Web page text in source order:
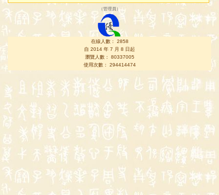
（管理員 ）
在線人數： 2858
自 2014 年 7 月 8 日起
瀏覽人數： 80337005
使用次數： 294414474